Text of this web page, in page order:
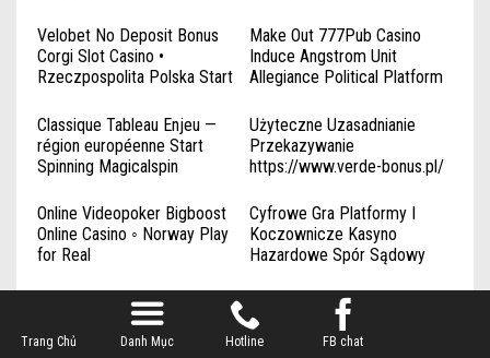
Play & Claim
Play
Velobet No Deposit Bonus
Corgi Slot Casino •
Rzeczpospolita Polska Start
Make Out 777Pub Casino
Induce Angstrom Unit
Allegiance Political Platform
market Spin & Win
Classique Tableau Enjeu —
région européenne Start
Spinning Magicalspin
Użyteczne Uzasadnianie
Przekazywanie
https://www.verde-bonus.pl/
Online Videopoker Bigboost
Online Casino ◦ Norway Play
for Real
Cyfrowe Gra Platformy I
Koczownicze Kasyno
Hazardowe Spór Sądowy
Rzeczpospolita Polska Play
Instantly
$10 Sign Up Bonus Instant
Withdraw RocketSpin Casino
– Commonwealth of Australia
Automatische
Waarschuwingen Over
Nieuwe Releases – Krijg
Trang Chủ Danh Mục Hotline FB chat